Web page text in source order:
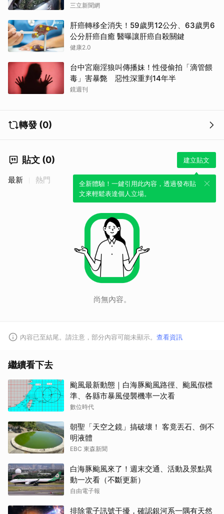
三立新聞網
肝癌轉移全消失！59歲男12公分、63歲男6
公分肝癌自癒 醫曝讓肝癌自殺關鍵
健康2.0
台中宮廟淫狼叫傳播妹！性侵偷拍「滴管餵
毒」害暴斃 惡性深重判14年半
鏡週刊
轉發 (0)
貼文 (0) 建立貼文
全新體驗！一鍵引用此內容，透過發布貼
文來輕鬆表達個人立場。
最新 熱門
尚無內容。
內容已至結尾。請注意，部分內容可能未顯示。 查看資訊
繼續看下去
颱風最新動態｜白海豚颱風路徑、颱風假標
準、各縣市暴風侵襲機率一次看
數位時代
朝聖「天空之鏡」搞破壞！ 客竟丟石、倒不
明液體
EBC 東森新聞
白海豚颱風來了！週末交通、活動及景點異
動一次看（不斷更新）
自由電子報
排除電子訊號干擾，確認銀河系一隅有天然